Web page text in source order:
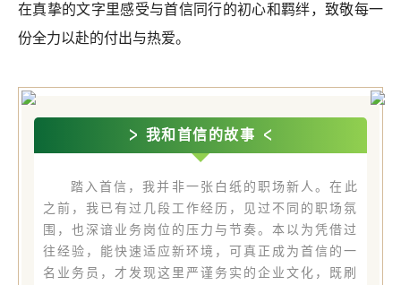
在真挚的文字里感受与首信同行的初心和羁绊，致敬每一
份全力以赴的付出与热爱。
我和首信的故事
踏入首信，我并非一张白纸的职场新人。在此
之前，我已有过几段工作经历，见过不同的职场氛
围，也深谙业务岗位的压力与节奏。本以为凭借过
往经验，能快速适应新环境，可真正成为首信的一
名业务员，才发现这里严谨务实的企业文化，既刷